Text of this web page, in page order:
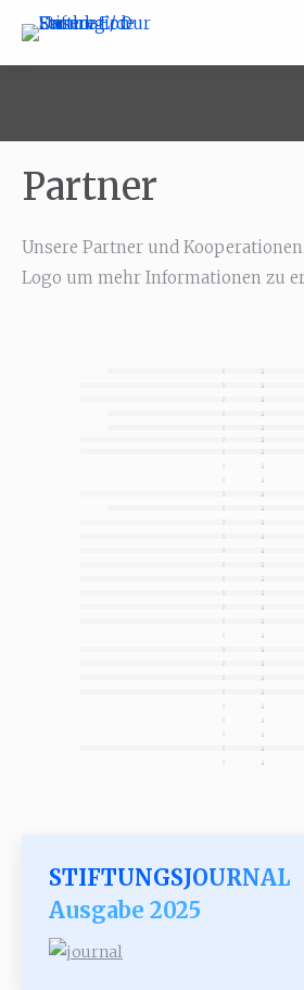
Partner
Unsere Partner und
Logo um mehr Informationen zu
STIFTUNGSJOURNAL
Ausgabe 2025